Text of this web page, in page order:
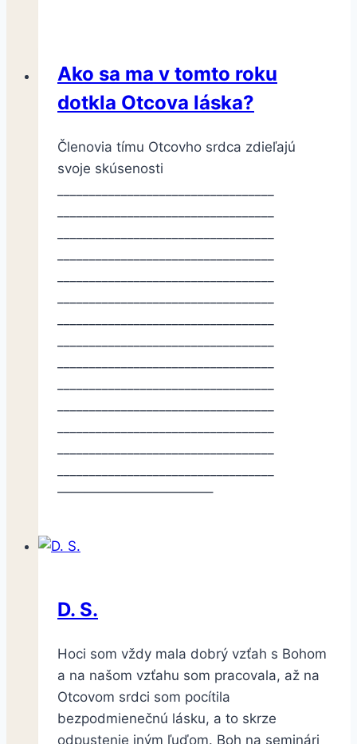
Ako sa ma v tomto roku
dotkla Otcova láska?
Členovia tímu Otcovho srdca zdieľajú
svoje skúsenosti
———————————–
D. S.
Hoci som vždy mala dobrý vzťah s Bohom
a na našom vzťahu som pracovala, až na
Otcovom srdci som pocítila
bezpodmienečnú lásku, a to skrze
odpustenie iným ľuďom. Boh na seminári